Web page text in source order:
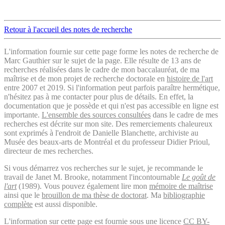
Retour à l'accueil des notes de recherche
L'information fournie sur cette page forme les notes de recherche de
Marc Gauthier sur le sujet de la page. Elle résulte de 13 ans de
recherches réalisées dans le cadre de mon baccalauréat, de ma
maîtrise et de mon projet de recherche doctorale en histoire de l'art
entre 2007 et 2019. Si l'information peut parfois paraître hermétique,
n'hésitez pas à me contacter pour plus de détails. En effet, la
documentation que je possède et qui n'est pas accessible en ligne est
importante. L'ensemble des sources consultées dans le cadre de mes
recherches est décrite sur mon site. Des remerciements chaleureux
sont exprimés à l'endroit de Danielle Blanchette, archiviste au
Musée des beaux-arts de Montréal et du professeur Didier Prioul,
directeur de mes recherches.
Si vous démarrez vos recherches sur le sujet, je recommande le
travail de Janet M. Brooke, notamment l'incontournable Le goût de
l'art(1989). Vous pouvez également lire mon mémoire de maîtrise
ainsi que le brouillon de ma thèse de doctorat. Ma bibliographie
complète est aussi disponible.
L'information sur cette page est fournie sous une licence CC BY-